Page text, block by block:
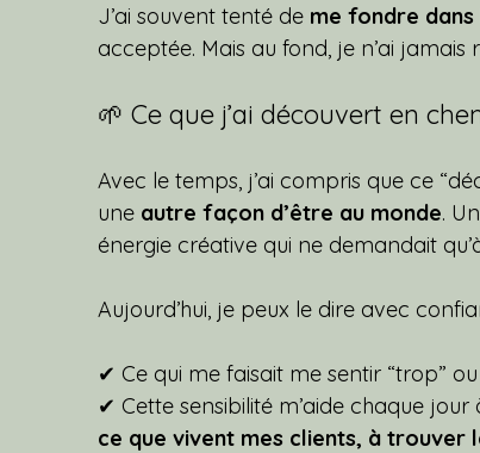
J’ai souvent tenté de me fondre
acceptée. Mais au fond, je n’ai
🌱 Ce que j’ai découvert en
Avec le temps, j’ai compris que ce
une autre façon d’être au monde.
énergie créative qui ne demandait
Aujourd’hui, je peux le dire avec
✔ Ce qui me faisait me sentir “trop”
✔ Cette sensibilité m’aide chaque jour
ce que vivent mes clients, à trouver